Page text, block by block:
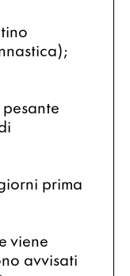
prima
viene
avvisati